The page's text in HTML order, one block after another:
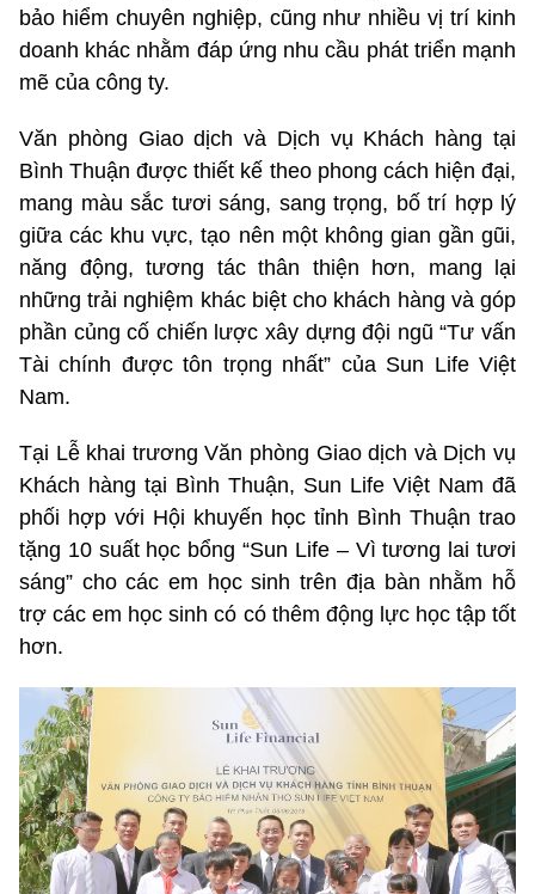
bảo hiểm chuyên nghiệp, cũng như nhiều vị trí kinh
doanh khác nhằm đáp ứng nhu cầu phát triển mạnh
mẽ của công ty.
Văn phòng Giao dịch và Dịch vụ Khách hàng tại
Bình Thuận được thiết kế theo phong cách hiện đại,
mang màu sắc tươi sáng, sang trọng, bố trí hợp lý
giữa các khu vực, tạo nên một không gian gần gũi,
năng động, tương tác thân thiện hơn, mang lại
những trải nghiệm khác biệt cho khách hàng và góp
phần củng cố chiến lược xây dựng đội ngũ “Tư vấn
Tài chính được tôn trọng nhất” của Sun Life Việt
Nam.
Tại Lễ khai trương Văn phòng Giao dịch và Dịch vụ
Khách hàng tại Bình Thuận, Sun Life Việt Nam đã
phối hợp với Hội khuyến học tỉnh Bình Thuận trao
tặng 10 suất học bổng “Sun Life – Vì tương lai tươi
sáng” cho các em học sinh trên địa bàn nhằm hỗ
trợ các em học sinh có có thêm động lực học tập tốt
hơn.